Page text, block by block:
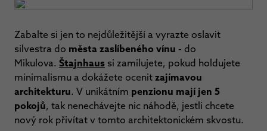
Zabalte si jen to nejdůležitější a vyrazte oslavit
silvestra do města zaslíbeného vínu - do
Mikulova. Štajnhaus si zamilujete, pokud holdujete
minimalismu a dokážete ocenitzajímavou
architekturu. V unikátním penzionu mají jen 5
pokojů, tak nenechávejte nic náhodě, jestli chcete
nový rok přivítat v tomto architektonickém skvostu.